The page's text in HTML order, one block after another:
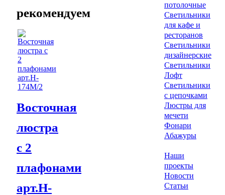
рекомендуем
Восточная
люстра
с 2
плафонами
арт.H-
потолочные
Светильники
для кафе и
ресторанов
Светильники
дизайнерские
Светильники
Лофт
Светильники
с цепочками
Люстры для
мечети
Фонари
Абажуры
Наши
проекты
Новости
Статьи